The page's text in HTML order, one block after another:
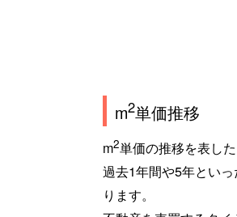
m2単価推移
m2単価の推移を表した
過去1年間や5年とい
ります。